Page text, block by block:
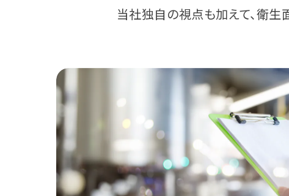
当社独自の視点も加えて、衛生